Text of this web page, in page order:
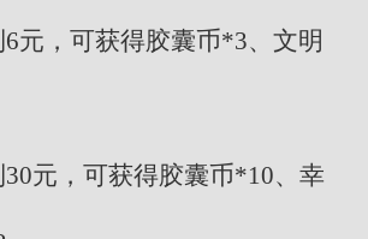
元，可获得胶囊币*3、文明
元，可获得胶囊币*10、幸